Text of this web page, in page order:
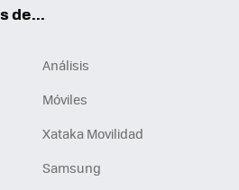
de...
Análisis
Móviles
Xataka Movilidad
Samsung